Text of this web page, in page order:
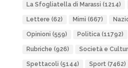
La Sfogliatella di Marassi (1214)
Lettere (62) Mimì (667)
Opinioni (559) Politica(11792)
Rubriche (926) Società e
Spettacoli (5144) Sport(7462)